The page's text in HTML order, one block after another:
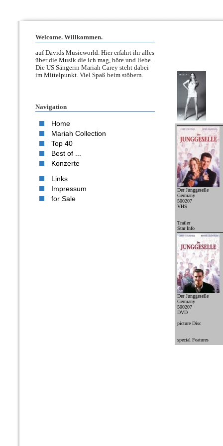
Welcome. Willkommen.
auf Davids Musicworld. Hier erfahrt ihr alles
über die Musik die ich mag, höre und liebe.
Die US Sängerin Mariah Carey steht dabei
im Mittelpunkt. Viel Spaß beim stöbern.
Navigation
Home
Mariah Collection
Top 40
Best of ...
Konzerte
Links
Impressum
for Sale
Der Junggeselle
Germany
500207
VHS
Trailer
Star Info
Der Junggeselle
Germany
500207
DVD
picture Disc
special Features